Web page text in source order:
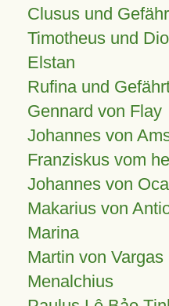
Clusus und
Timotheus und
Elstan
Rufina und
Gennard von Flay
Johannes von
Franziskus vom
Johannes von
Makarius von
Marina
Martin von Vargas
Menalchius